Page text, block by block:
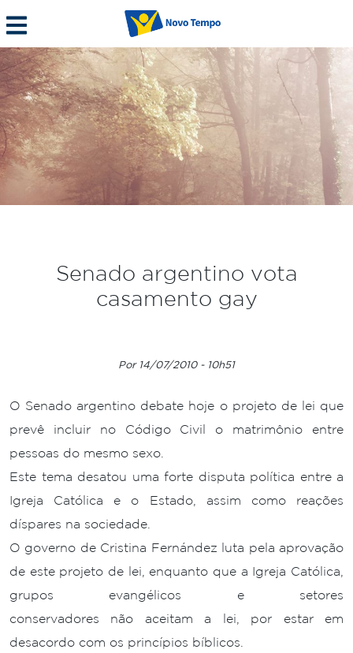
Senado argentino vota
casamento gay
Por 14/07/2010 - 10h51
O Senado argentino debate hoje o projeto de lei que
prevê incluir no Código Civil o matrimônio entre
pessoas do mesmo sexo.
Este tema desatou uma forte disputa política entre a
Igreja Católica e o Estado, assim como reações
díspares na sociedade.
O governo de Cristina Fernández luta pela aprovação
de este projeto de lei, enquanto que a Igreja Católica,
grupos evangélicos e setores
conservadores não aceitam a lei, por estar em
desacordo com os princípios bíblicos.